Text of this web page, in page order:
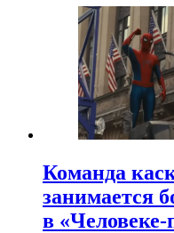
Команда
занимается
в «Человеке-